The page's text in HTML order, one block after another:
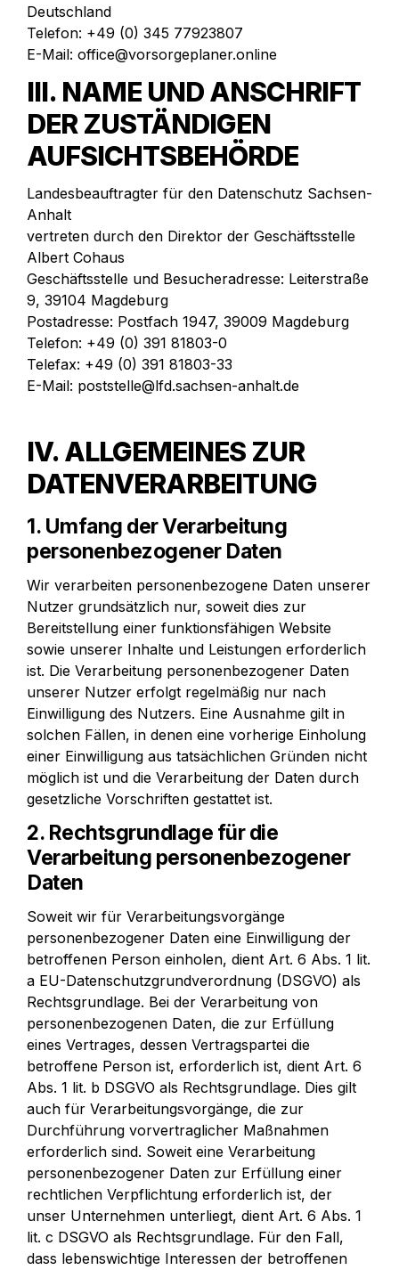
Deutschland
Telefon: +49 (0) 345 77923807
E-Mail: office@vorsorgeplaner.online
III. NAME UND ANSCHRIFT
DER ZUSTÄNDIGEN
AUFSICHTSBEHÖRDE
Landesbeauftragter für den Datenschutz Sachsen-
Anhalt
vertreten durch den Direktor der Geschäftsstelle
Albert Cohaus
Geschäftsstelle und Besucheradresse: Leiterstraße
9, 39104 Magdeburg
Postadresse: Postfach 1947, 39009 Magdeburg
Telefon: +49 (0) 391 81803-0
Telefax: +49 (0) 391 81803-33
E-Mail: poststelle@lfd.sachsen-anhalt.de
IV. ALLGEMEINES ZUR
DATENVERARBEITUNG
1. Umfang der Verarbeitung
personenbezogener Daten
Wir verarbeiten personenbezogene Daten unserer
Nutzer grundsätzlich nur, soweit dies zur
Bereitstellung einer funktionsfähigen Website
sowie unserer Inhalte und Leistungen erforderlich
ist. Die Verarbeitung personenbezogener Daten
unserer Nutzer erfolgt regelmäßig nur nach
Einwilligung des Nutzers. Eine Ausnahme gilt in
solchen Fällen, in denen eine vorherige Einholung
einer Einwilligung aus tatsächlichen Gründen nicht
möglich ist und die Verarbeitung der Daten durch
gesetzliche Vorschriften gestattet ist.
2. Rechtsgrundlage für die
Verarbeitung personenbezogener
Daten
Soweit wir für Verarbeitungsvorgänge
personenbezogener Daten eine Einwilligung der
betroffenen Person einholen, dient Art. 6 Abs. 1 lit.
a EU-Datenschutzgrundverordnung (DSGVO) als
Rechtsgrundlage. Bei der Verarbeitung von
personenbezogenen Daten, die zur Erfüllung
eines Vertrages, dessen Vertragspartei die
betroffene Person ist, erforderlich ist, dient Art. 6
Abs. 1 lit. b DSGVO als Rechtsgrundlage. Dies gilt
auch für Verarbeitungsvorgänge, die zur
Durchführung vorvertraglicher Maßnahmen
erforderlich sind. Soweit eine Verarbeitung
personenbezogener Daten zur Erfüllung einer
rechtlichen Verpflichtung erforderlich ist, der
unser Unternehmen unterliegt, dient Art. 6 Abs. 1
lit. c DSGVO als Rechtsgrundlage. Für den Fall,
dass lebenswichtige Interessen der betroffenen